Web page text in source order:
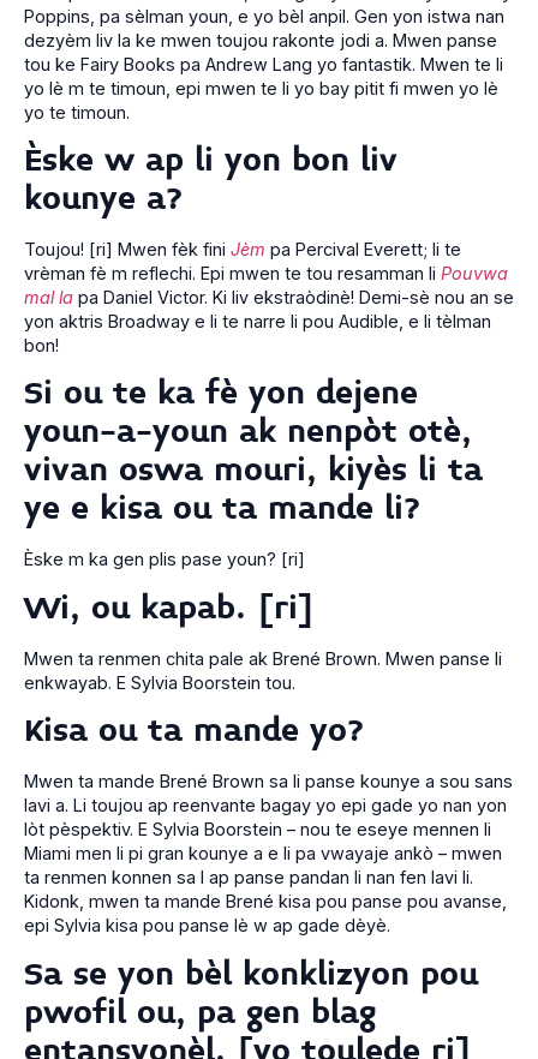
Poppins, pa sèlman youn, e yo bèl anpil. Gen yon istwa nan
dezyèm liv la ke mwen toujou rakonte jodi a. Mwen panse
tou ke Fairy Books pa Andrew Lang yo fantastik. Mwen te li
yo lè m te timoun, epi mwen te li yo bay pitit fi mwen yo lè
yo te timoun.
Èske w ap li yon bon liv
kounye a?
Toujou! [ri] Mwen fèk fini Jèm pa Percival Everett; li te
vrèman fè m reflechi. Epi mwen te tou resamman li Pouvwa
mal la pa Daniel Victor. Ki liv ekstraòdinè! Demi-sè nou an se
yon aktris Broadway e li te narre li pou Audible, e li tèlman
bon!
Si ou te ka fè yon dejene
youn-a-youn ak nenpòt otè,
vivan oswa mouri, kiyès li ta
ye e kisa ou ta mande li?
Èske m ka gen plis pase youn? [ri]
Wi, ou kapab. [ri]
Mwen ta renmen chita pale ak Brené Brown. Mwen panse li
enkwayab. E Sylvia Boorstein tou.
Kisa ou ta mande yo?
Mwen ta mande Brené Brown sa li panse kounye a sou sans
lavi a. Li toujou ap reenvante bagay yo epi gade yo nan yon
lòt pèspektiv. E Sylvia Boorstein – nou te eseye mennen li
Miami men li pi gran kounye a e li pa vwayaje ankò – mwen
ta renmen konnen sa l ap panse pandan li nan fen lavi li.
Kidonk, mwen ta mande Brené kisa pou panse pou avanse,
epi Sylvia kisa pou panse lè w ap gade dèyè.
Sa se yon bèl konklizyon pou
pwofil ou, pa gen blag